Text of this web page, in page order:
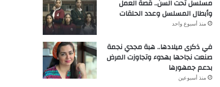
مسلسل تحت السن.. قصة العمل
وأبطال المسلسل وعدد الحلقات
منذ أسبوع واحد
في ذكرى ميلادها.. هبة مجدي نجمة
صنعت نجاحها بهدوء وتجاوزت المرض
بدعم جمهورها
منذ أسبوعين